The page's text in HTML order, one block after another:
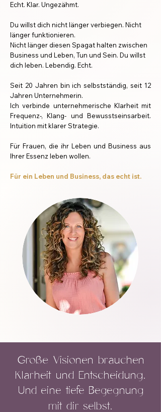
Echt. Klar. Ungezähmt.
Du willst dich nicht länger verbiegen. Nicht
länger funktionieren.
Nicht länger diesen Spagat halten zwischen
Business und Leben, Tun und Sein. ​ Du willst
dich leben. Lebendig. Echt.
Seit 20 Jahren bin ich selbstständig, seit 12
Jahren Unternehmerin.
Ich verbinde unternehmerische Klarheit mit
Frequenz-, Klang- und Bewusstseinsarbeit.
Intuition mit klarer Strategie.
Für Frauen, die ihr Leben und Business aus
Ihrer Essenz leben wollen.
Für ein Leben und Business, das echt ist.
Große Visionen brauchen
Klarheit und Entscheidung.
Und eine tiefe Begegnung
mit dir selbst.